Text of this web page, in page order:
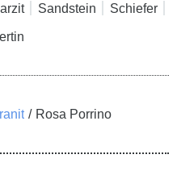
Sandstein Schiefer
Rosa Porrino